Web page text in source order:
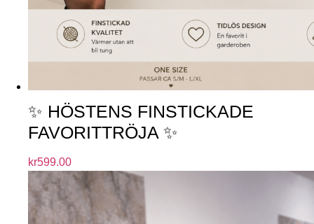
✨ HÖSTENS FINSTICKADE
FAVORITTRÖJA ✨
kr599.00